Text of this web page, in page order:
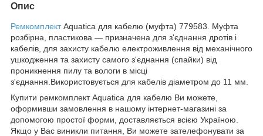
Опис
РемкомплектAquatica для кабелю (муфта) 779583. Муфта
розбірна, пластикова — призначена для з'єднання дротів і
кабелів, для захисту кабелю електроживлення від механічного
ушкодження та захисту самого з'єднання (спайки) від
проникнення пилу та вологи в місці
з'єднання.Використовується для кабелів діаметром до 11 мм.
Купити ремкомплект Aquatica для кабелю Ви можете,
оформивши замовлення в нашому інтернет-магазині за
допомогою простої форми, доставляється всією Україною.
Якщо у Вас виникли питання, Ви можете зателефонувати за